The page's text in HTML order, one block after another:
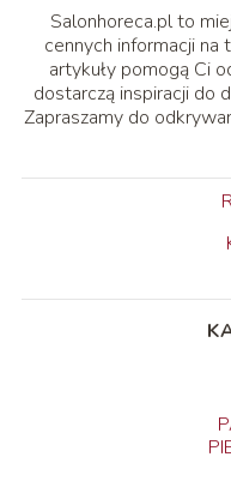
Salonhoreca.pl to
cennych informacji na
artykuły pomogą Ci
dostarczą inspiracji do
Zapraszamy do